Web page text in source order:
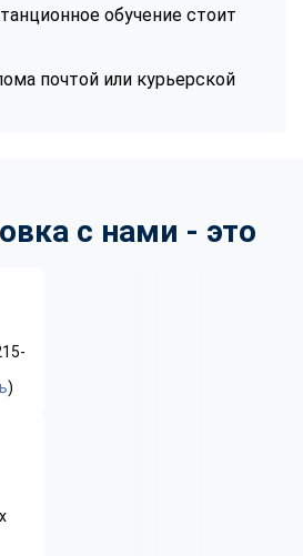
обучение стоит
почтой или курьерской
с нами - это
)